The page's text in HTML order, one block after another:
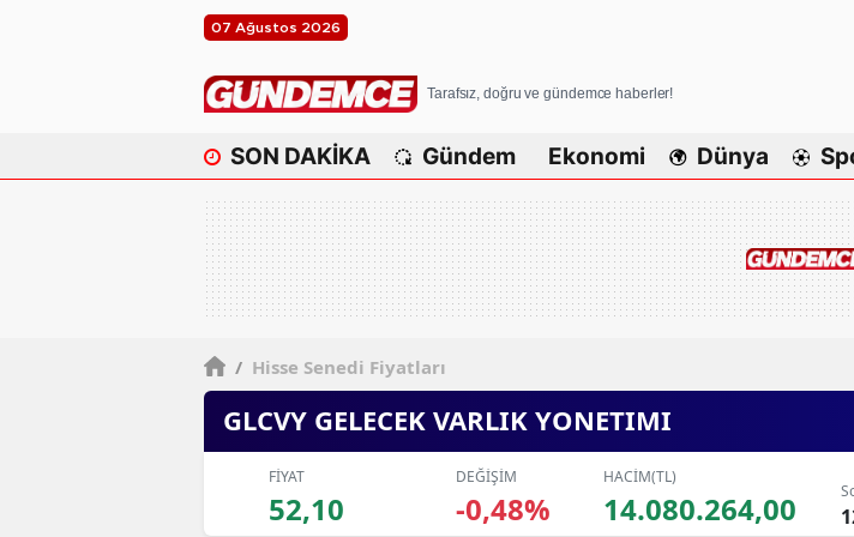
07 Ağustos 2026
Tarafsız, doğru ve gündemce haberler!
SON DAKİKA Gündem Ekonomi Dünya
/ Hisse Senedi Fiyatları
GLCVY GELECEK VARLIK YONETIMI
FİYAT
52,10
DEĞİŞİM
-0,48%
HACİM(TL)
14.080.264,00